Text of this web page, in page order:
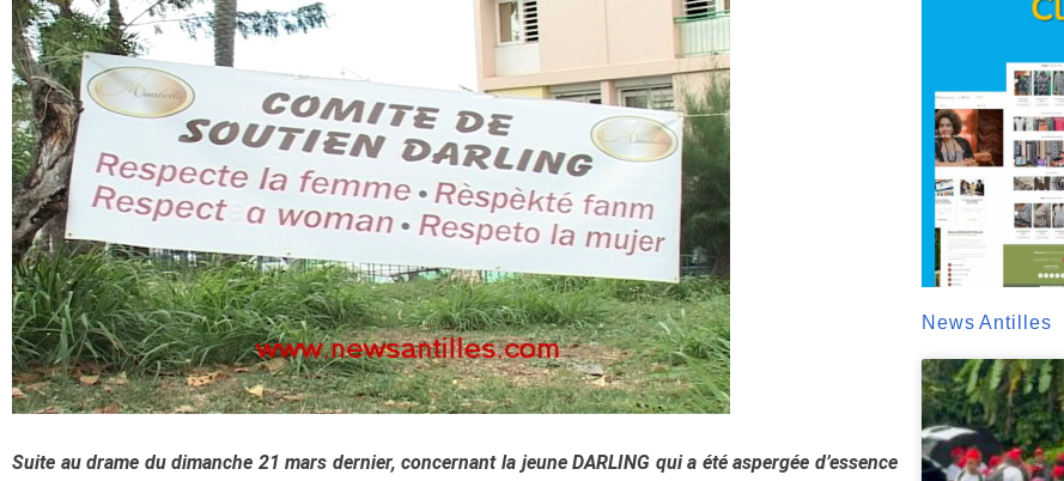
Suite au drame du dimanche 21 mars dernier, concernant la jeune DARLING qui a été aspergée d’essence
News Antilles